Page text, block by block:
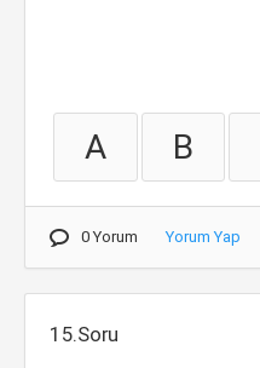
A B
0 Yorum Yorum Yap
15.Soru